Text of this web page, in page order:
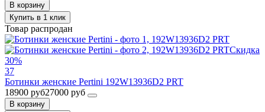
В корзину
Купить в 1 клик
Товар распродан
Скидка
30%
37
Ботинки женские Pertini 192W13936D2 PRT
18900 руб27000 руб
В корзину